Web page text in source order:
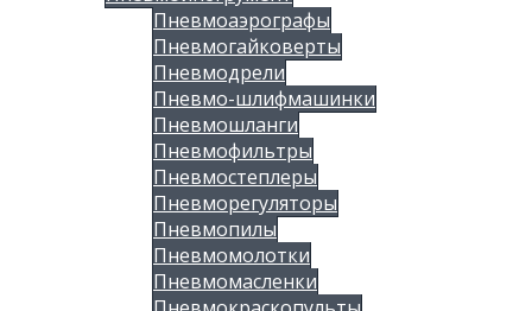
Пневмоаэрографы
Пневмогайковерты
Пневмодрели
Пневмо-шлифмашинки
Пневмошланги
Пневмофильтры
Пневмостеплеры
Пневморегуляторы
Пневмопилы
Пневмомолотки
Пневмомасленки